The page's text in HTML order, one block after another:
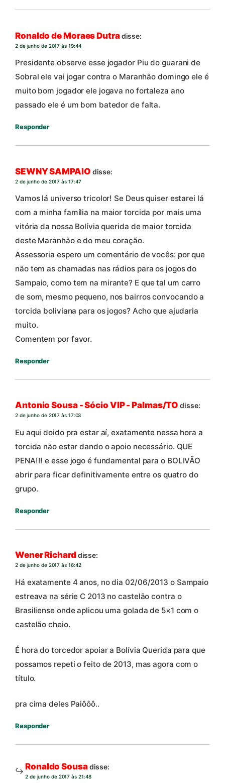
Ronaldo de Moraes Dutradisse:
2 de junho de 2017 às 19:44
Presidente observe esse jogador Piu do guarani de
Sobral ele vai jogar contra o Maranhão domingo ele é
muito bom jogador ele jogava no fortaleza ano
passado ele é um bom batedor de falta.
Responder
SEWNY SAMPAIO disse:
2 de junho de 2017 às 17:47
Vamos lá universo tricolor! Se Deus quiser estarei lá
com a minha família na maior torcida por mais uma
vitória da nossa Bolívia querida de maior torcida
deste Maranhão e do meu coração.
Assessoria espero um comentário de vocês: por que
não tem as chamadas nas rádios para os jogos do
Sampaio, como tem na mirante? E que tal um carro
de som, mesmo pequeno, nos bairros convocando a
torcida boliviana para os jogos? Acho que ajudaria
muito.
Comentem por favor.
Responder
Antonio Sousa - Sócio VIP - Palmas/TO disse:
2 de junho de 2017 às 17:03
Eu aqui doido pra estar aí, exatamente nessa hora a
torcida não estar dando o apoio necessário. QUE
PENA!!! e esse jogo é fundamental para o BOLIVÃO
abrir para ficar definitivamente entre os quatro do
grupo.
Responder
Wener Richarddisse:
2 de junho de 2017 às 16:42
Há exatamente 4 anos, no dia 02/06/2013 o Sampaio
estreava na série C 2013 no castelão contra o
Brasiliense onde aplicou uma golada de 5×1 com o
castelão cheio.
É hora do torcedor apoiar a Bolívia Querida para que
possamos repeti o feito de 2013, mas agora com o
título.
pra cima deles Paiôôô..
Responder
Ronaldo Sousadisse:
2 de junho de 2017 às 21:48